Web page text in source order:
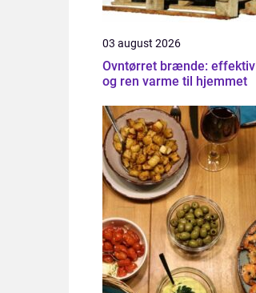
03 august 2026
Ovntørret brænde: effektiv
og ren varme til hjemmet